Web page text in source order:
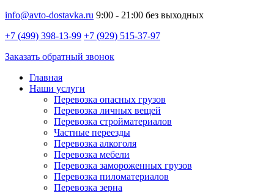
info@avto-dostavka.ru 9:00 - 21:00 без выходных
+7 (499) 398-13-99 +7 (929) 515-37-97
Заказать обратный звонок
Главная
Наши услуги
Перевозка опасных грузов
Перевозка личных вещей
Перевозка стройматериалов
Частные переезды
Перевозка алкоголя
Перевозка мебели
Перевозка замороженных грузов
Перевозка пиломатериалов
Перевозка зерна